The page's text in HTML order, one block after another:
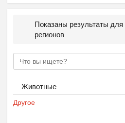
Показаны результаты для
регионов
Животные
Другое